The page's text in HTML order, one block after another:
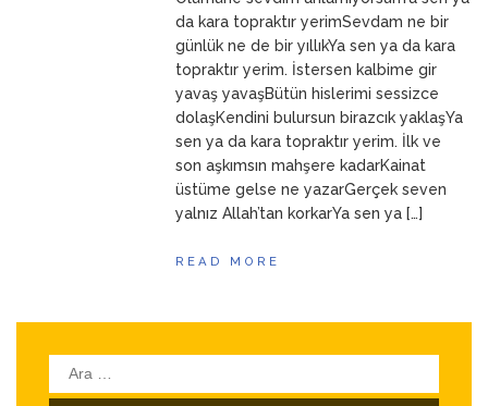
ANNEMda kara topraktır yerimSevdam ne bir
günlük ne de bir yıllıkYa sen ya da kara
topraktır yerim. İstersen kalbime gir
yavaş yavaşBütün hislerimi sessizce
dolaşKendini bulursun birazcık yaklaşYa
sen ya da kara topraktır yerim. İlk ve
son aşkımsın mahşere kadarKainat
üstüme gelse ne yazarGerçek seven
yalnız Allah’tan korkarYa sen ya […]
READ MORE
Arama: